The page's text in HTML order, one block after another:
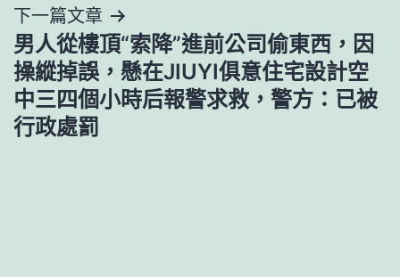
覽
下一篇文章
男人從樓頂“索降”進前公司偷東西，因
操縱掉誤，懸在JIUYI俱意住宅設計空
中三四個小時后報警求救，警方：已被
行政處罰